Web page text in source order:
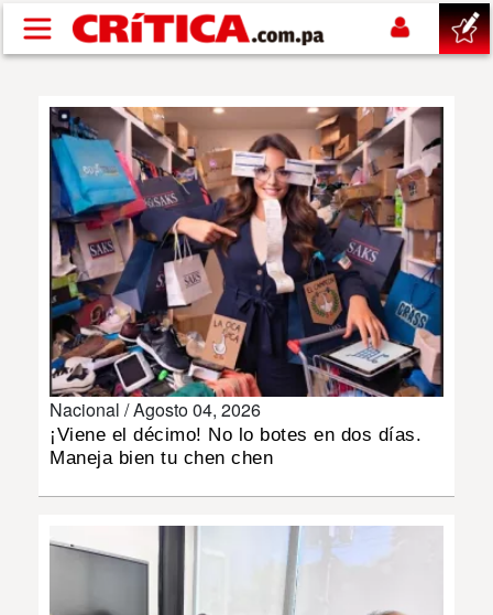
Pasar al contenido principal
SUCESOS
NACIONAL
POLÍTICA
SHOW
DEPORTES
Nacional /Agosto 04, 2026
¡Viene el décimo! No lo botes en dos días.
Maneja bien tu chen chen